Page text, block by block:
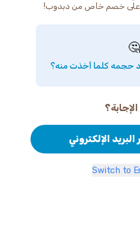
على خصم خاص من دبدوب!
🤔
حجمه كلما أخذت منه؟
الإلكتروني
Switch to